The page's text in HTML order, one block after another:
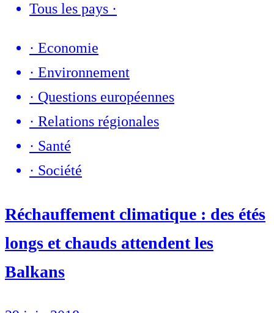
Tous les pays ·
· Economie
· Environnement
· Questions européennes
· Relations régionales
· Santé
· Société
Réchauffement climatique : des étés
longs et chauds attendent les
Balkans